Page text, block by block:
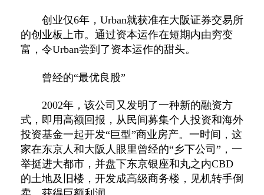
创业仅6年，Urban就获准在大阪证券交易所
的创业板上市。通过资本运作在短期内由穷变
富，令Urban尝到了资本运作的甜头。
曾经的“最优良股”
2002年，该公司又发明了一种新的融资方
式，即用高额回报，从民间募集个人投资和海外
投资基金一起开发“巨型”商业房产。一时间，这
家在东京人和大阪人眼里曾经的“乡下公司”，一
举挺进大都市，并盘下东京银座和丸之内CBD
的土地及旧楼，开发成高级商务楼，见机转手倒